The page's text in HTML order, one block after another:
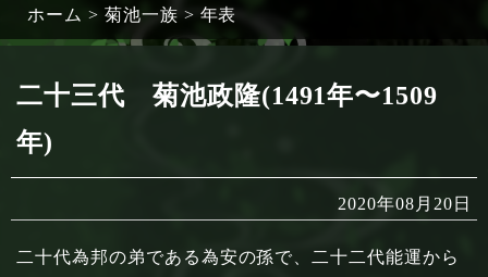
ホーム > 菊池一族 > 年表
二十三代 菊池政隆(1491年〜1509
年)
2020年08月20日
二十代為邦の弟である為安の孫で、二十二代能運から